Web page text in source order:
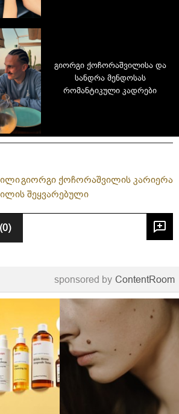
გიორგი ქოჩორაშვილისა და
სანდრა მენდოსას
რომანტიკული კადრები
გიორგი ქოჩორაშვილის კარიერა
შეყვარებული
(0)
sponsored by ContentRoom